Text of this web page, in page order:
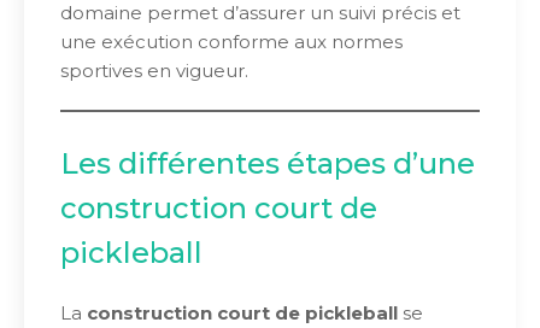
domaine permet d’assurer un suivi précis et
une exécution conforme aux normes
sportives en vigueur.
Les différentes étapes d’une
construction court de
pickleball
La construction court de pickleball se